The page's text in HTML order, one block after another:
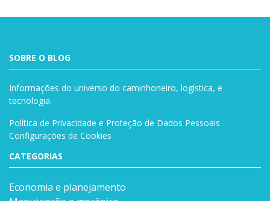
SOBRE O BLOG
Informações do universo do caminhoneiro, logística, e
tecnologia.
Política de Privacidade e Proteção de Dados Pessoais
Configurações de Cookies
CATEGORIAS
Economia e planejamento